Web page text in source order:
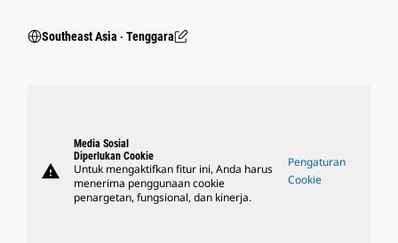
Southeast Asia ‧ Tenggara
warning
Media Sosial
Diperlukan Cookie
Untuk mengaktifkan fitur ini, Anda harus
menerima penggunaan cookie
penargetan, fungsional, dan kinerja.
Pengaturan
Cookie